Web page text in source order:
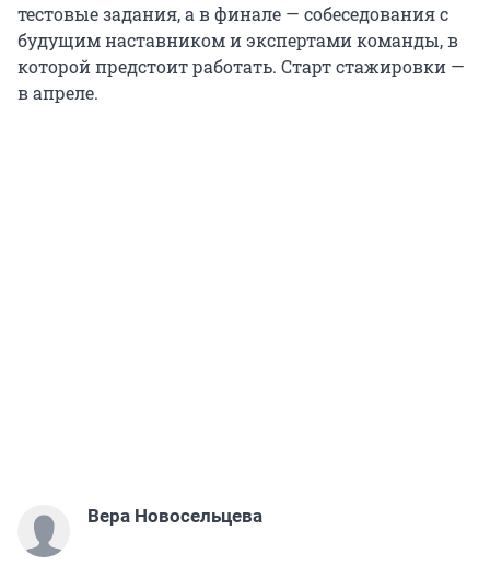
тестовые задания, а в финале — собеседования с
будущим наставником и экспертами команды, в
которой предстоит работать. Старт стажировки —
в апреле.
Вера Новосельцева